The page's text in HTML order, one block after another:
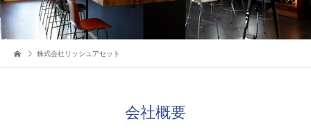
株式会社リッシュアセット
会社概要